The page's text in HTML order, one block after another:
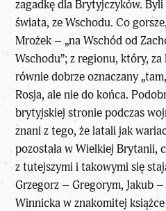
zagadkę dla Brytyjczyków.
świata, ze Wschodu. Co
Mrożek – „na Wschód od
Wschodu”; z regionu, który, za
równie dobrze oznaczany
Rosja, ale nie do końca.
brytyjskiej stronie podczas
znani z tego, że latali jak
pozostała w Wielkiej Brytanii,
z tutejszymi i takowymi się
Grzegorz – Gregorym, Jakub –
Winnicka w znakomitej